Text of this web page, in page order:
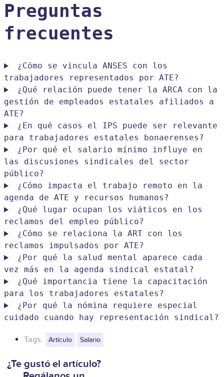
Preguntas
frecuentes
¿Cómo se vincula ANSES con los
trabajadores representados por ATE?
¿Qué relación puede tener la ARCA con la
gestión de empleados estatales afiliados a
ATE?
¿En qué casos el IPS puede ser relevante
para trabajadores estatales bonaerenses?
¿Por qué el salario mínimo influye en
las discusiones sindicales del sector
público?
¿Cómo impacta el trabajo remoto en la
agenda de ATE y recursos humanos?
¿Qué lugar ocupan los viáticos en los
reclamos del empleo público?
¿Cómo se relaciona la ART con los
reclamos impulsados por ATE?
¿Por qué la salud mental aparece cada
vez más en la agenda sindical estatal?
¿Qué importancia tiene la capacitación
para los trabajadores estatales?
¿Por qué la nómina requiere especial
cuidado cuando hay representación sindical?
Tags: Artículo Salario
¿Te gustó el artículo?